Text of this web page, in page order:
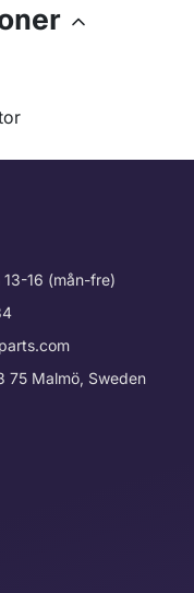
16 (mån-fre)
75 Malmö, Sweden